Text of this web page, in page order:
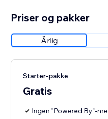
Priser og pakker
Årlig
Starter-pakke
Gratis
Ingen "Powered By"-